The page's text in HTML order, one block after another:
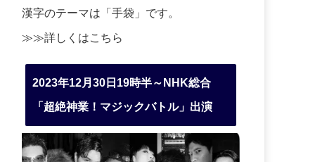
漢字のテーマは「手袋」です。
≫≫詳しくはこちら
2023年12月30日19時半～NHK総合
「超絶神業！マジックバトル」出演